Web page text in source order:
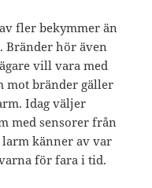
fler bekymmer än
hör även
vill vara med
mot bränder gäller
Idag väljer
med sensorer från
larm känner av var
för fara i tid.